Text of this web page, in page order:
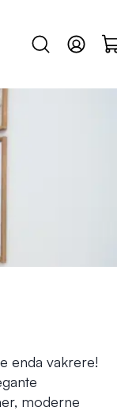
enda vakrere!
moderne